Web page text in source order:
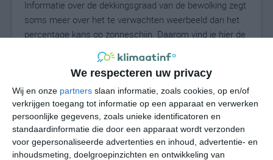
We respecteren uw privacy
Wij en onze partners slaan informatie, zoals cookies, op en/of
verkrijgen toegang tot informatie op een apparaat en verwerken
persoonlijke gegevens, zoals unieke identificatoren en
standaardinformatie die door een apparaat wordt verzonden
voor gepersonaliseerde advertenties en inhoud, advertentie- en
inhoudsmeting, doelgroepinzichten en ontwikkeling van
Informatie over de dekkingsgraad van de bewolking zegt
soms meer over het te verwachten weerbeeld dan het
percentage kans op zonneschijn. Daarom vind je hier de
uitgebreide weersvoorspelling voor Winterrieden.
21°C